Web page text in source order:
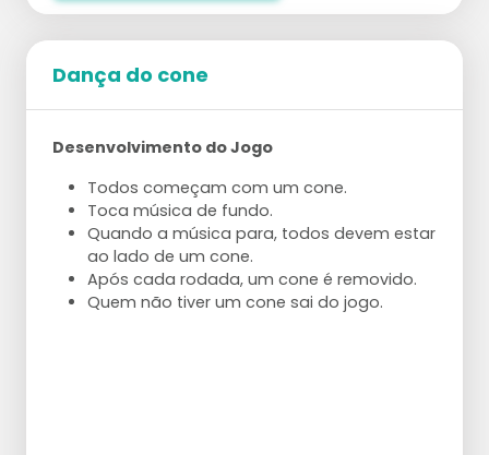
Dança do cone
Desenvolvimento do Jogo
Todos começam com um cone.
Toca música de fundo.
Quando a música para, todos devem estar
ao lado de um cone.
Após cada rodada, um cone é removido.
Quem não tiver um cone sai do jogo.